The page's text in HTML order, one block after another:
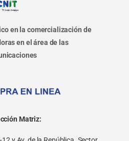
en la comercialización de
en el área de las
Matriz: